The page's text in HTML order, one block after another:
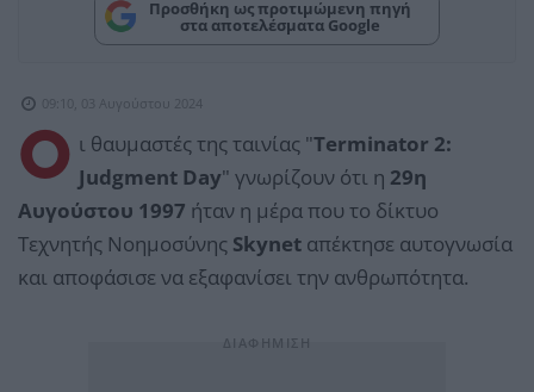
Προσθήκη ως προτιμώμενη πηγή
στα αποτελέσματα Google
09:10, 03 Αυγούστου 2024
Ο ι θαυμαστές της ταινίας "Terminator 2:
Judgment Day" γνωρίζουν ότι η 29η
Αυγούστου 1997 ήταν η μέρα που το δίκτυο
Τεχνητής Νοημοσύνης Skynet απέκτησε αυτογνωσία
και αποφάσισε να εξαφανίσει την ανθρωπότητα.